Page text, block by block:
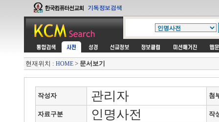
현재위치 : HOME > 문서보기
작성자 관리자 첨
자료구분 인명사전 작